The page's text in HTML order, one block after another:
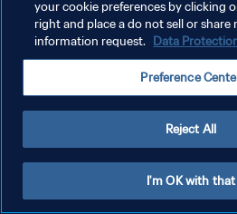
your cookie preferences by clicking
right and place a do not sell or share
information request. Data
Preference
Reject All
I'm OK with that